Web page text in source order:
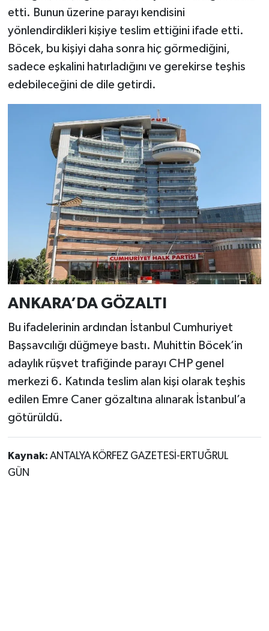
etti. Bunun üzerine parayı kendisini
yönlendirdikleri kişiye teslim ettiğini ifade etti.
Böcek, bu kişiyi daha sonra hiç görmediğini,
sadece eşkalini hatırladığını ve gerekirse teşhis
edebileceğini de dile getirdi.
ANKARA’DA GÖZALTI
Bu ifadelerinin ardından İstanbul Cumhuriyet
Başsavcılığı düğmeye bastı. Muhittin Böcek’in
adaylık rüşvet trafiğinde parayı CHP genel
merkezi 6. Katında teslim alan kişi olarak teşhis
edilen Emre Caner gözaltına alınarak İstanbul’a
götürüldü.
Kaynak: ANTALYA KÖRFEZ GAZETESİ-ERTUĞRUL
GÜN